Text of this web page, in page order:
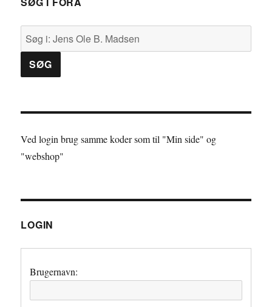
Ved login brug samme koder som til "Min side" og
"webshop"
LOGIN
Brugernavn: